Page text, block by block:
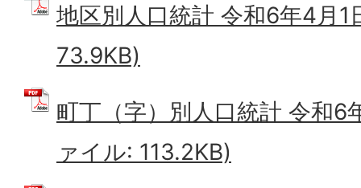
地区別人口統計 令和6年4月1
73.9KB)
町丁（字）別人口統計 令和6
ァイル: 113.2KB)